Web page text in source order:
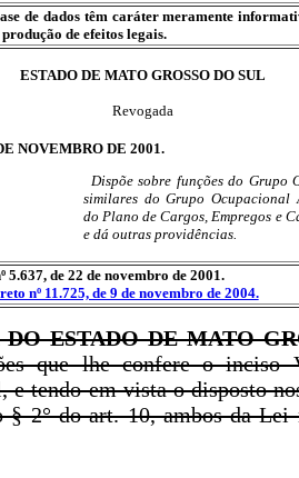
de dados têm caráter meramente
de efeitos legais.
ESTADO DE MATO GROSSO DO SUL
Revogada
NOVEMBRO DE 2001.
Dispõe sobre funções do Grupo
similares do Grupo Ocupacional
do Plano de Cargos, Empregos e
e dá outras providências.
de 22 de novembro de 2001.
nº 11.725, de 9 de novembro de 2004.
ESTADO DE MATO
que lhe confere o
e tendo em vista o disposto
§ 2° do art. 10, ambos da Lei